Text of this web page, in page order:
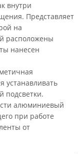
внутри
Представляет
на
расположены
нанесен
устанавливать
подсветки.
алюминиевый
при работе
от